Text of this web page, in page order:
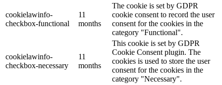
cookielawinfo-
checkbox-functional
11
months
The cookie is set by GDPR
cookie consent to record the user
consent for the cookies in the
category "Functional".
cookielawinfo-
checkbox-necessary
11
months
This cookie is set by GDPR
Cookie Consent plugin. The
cookies is used to store the user
consent for the cookies in the
category "Necessary".